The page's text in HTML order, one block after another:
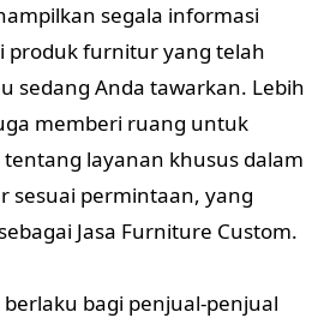
segala informasi
produk furnitur yang telah
sedang Anda tawarkan. Lebih
memberi ruang untuk
layanan khusus dalam
sesuai permintaan, yang
Jasa Furniture Custom.
bagi penjual-penjual